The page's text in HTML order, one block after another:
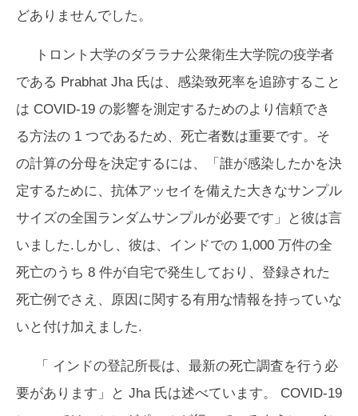
どありませんでした。
トロント大学のダララナ公衆衛生大学院の疫学者
である Prabhat Jha 氏は、感染致死率を追跡すること
は COVID-19 の影響を測定するためのより信頼でき
る方法の 1 つであるため、死亡者数は重要です。そ
の計算の分母を決定するには、「誰が感染したかを決
定するために、抗体アッセイを備えた大きなサンプル
サイズの全国ランダムサンプルが必要です」と彼は言
いました.しかし、彼は、インドでの 1,000 万件の全
死亡のうち 8 件が自宅で発生しており、登録された
死亡例でさえ、原因に関する有用な情報を持っていな
いと付け加えました.
「
インドの登記所長は、最新の死亡調査を行う必
要があります」と Jha 氏は述べています。 COVID-19